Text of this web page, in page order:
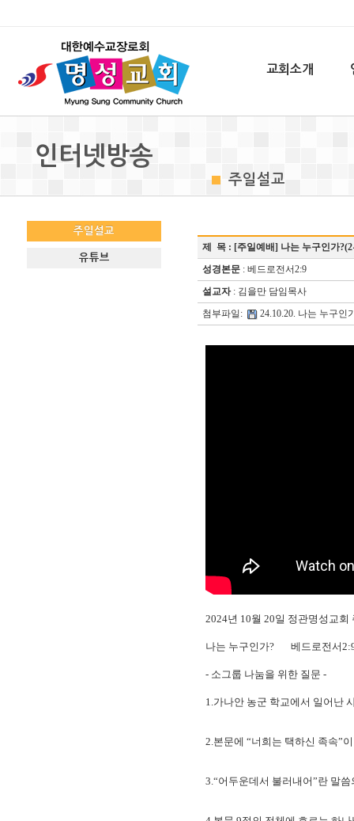
교회소개
인터넷방송
주일설교
유튜브
주일설교
제 목 : [주일예배] 나는 누구인가
성경본문 : 베드로전서2:9
설교자: 김을만 담임목사
첨부파일:
24.10.20. 나는 누구인
2024년 10월 20일 정관명성교
나는 누구인가? 베드로전서
- 소그룹 나눔을 위한 질문 -
1.가나안 농군 학교에서 일어난
2.본문에 “너희는 택하신 족속”
3.“어두운데서 불러내어”란 말